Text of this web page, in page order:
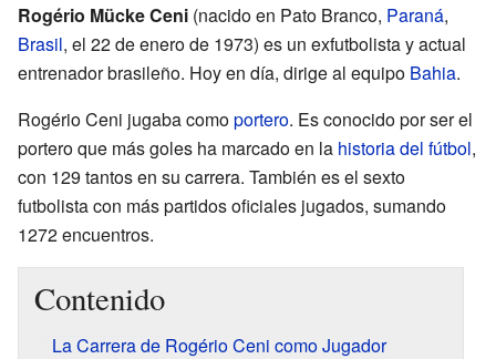
Rogério Mücke Ceni (nacido en Pato Branco, Paraná,
Brasil, el 22 de enero de 1973) es un exfutbolista y actual
entrenador brasileño. Hoy en día, dirige al equipo Bahia.
Rogério Ceni jugaba comoportero. Es conocido por ser el
portero que más goles ha marcado en la historia del fútbol,
con 129 tantos en su carrera. También es el sexto
futbolista con más partidos oficiales jugados, sumando
1272 encuentros.
Contenido
La Carrera de Rogério Ceni como Jugador